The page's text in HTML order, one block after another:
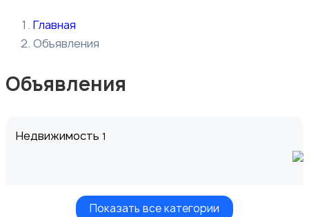
Главная
Объявления
Объявления
Недвижимость 1
Показать все категории